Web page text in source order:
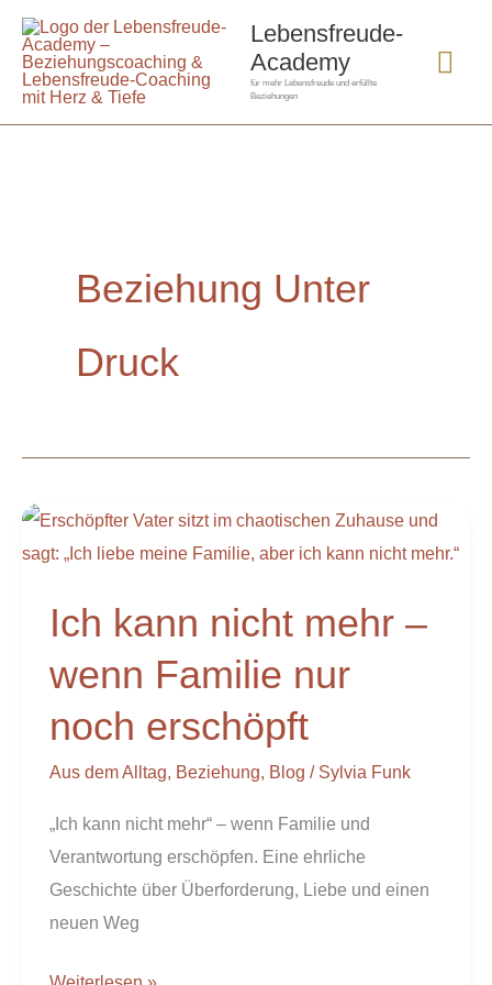
Zum
Inhalt
springen
Lebensfreude-
Academy
für mehr Lebensfreude und erfüllte
Beziehungen
Beziehung Unter
Druck
Ich kann nicht mehr –
wenn Familie nur
noch erschöpft
Aus dem Alltag, Beziehung, Blog / Sylvia Funk
„Ich kann nicht mehr“ – wenn Familie und
Verantwortung erschöpfen. Eine ehrliche
Geschichte über Überforderung, Liebe und einen
neuen Weg
Ich
kann
mehr
wenn
Familie
noch
erschöpft